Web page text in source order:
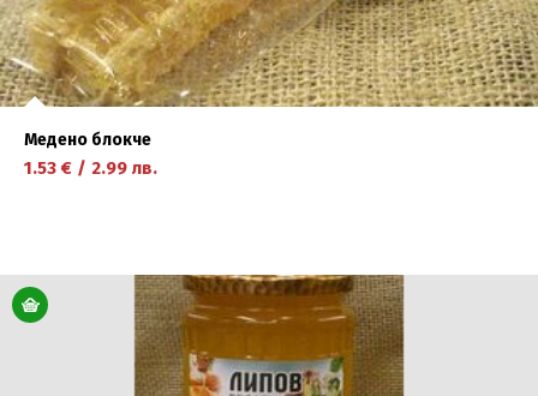
Медено блокче
1.53 € / 2.99 лв.
научете повече